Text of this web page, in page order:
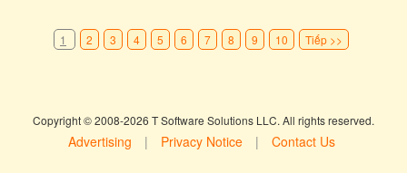
1 2 3 4 5 6 7 8 9 10 Tiếp >>
Copyright © 2008-2026 T Software Solutions LLC. All rights reserved.
Advertising | Privacy Notice | Contact Us